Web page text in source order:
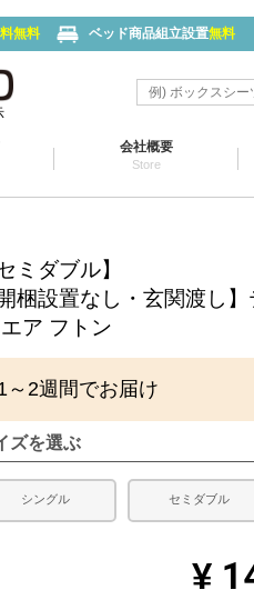
無料 ベッド商品組立設置無料
会社概要
Store
ミダブル】
開梱設置なし・玄関渡し
ア フトン
～2週間でお届け
ズを選ぶ
シングル セミダブル
¥